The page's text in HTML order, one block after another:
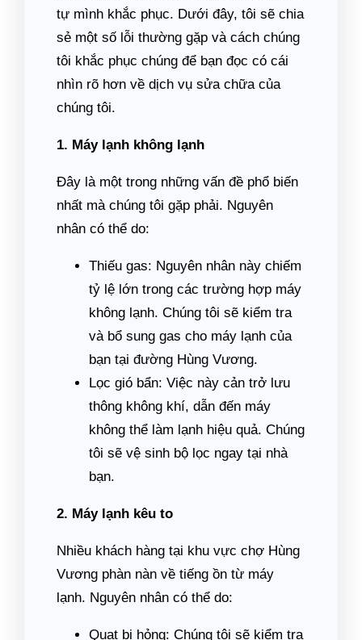
tự mình khắc phục. Dưới đây, tôi sẽ chia
sẻ một số lỗi thường gặp và cách chúng
tôi khắc phục chúng để bạn đọc có cái
nhìn rõ hơn về dịch vụ sửa chữa của
chúng tôi.
1. Máy lạnh không lạnh
Đây là một trong những vấn đề phổ biến
nhất mà chúng tôi gặp phải. Nguyên
nhân có thể do:
Thiếu gas: Nguyên nhân này chiếm
tỷ lệ lớn trong các trường hợp máy
không lạnh. Chúng tôi sẽ kiểm tra
và bổ sung gas cho máy lạnh của
bạn tại đường Hùng Vương.
Lọc gió bẩn: Việc này cản trở lưu
thông không khí, dẫn đến máy
không thể làm lạnh hiệu quả. Chúng
tôi sẽ vệ sinh bộ lọc ngay tại nhà
bạn.
2. Máy lạnh kêu to
Nhiều khách hàng tại khu vực chợ Hùng
Vương phàn nàn về tiếng ồn từ máy
lạnh. Nguyên nhân có thể do:
Quạt bị hỏng: Chúng tôi sẽ kiểm tra